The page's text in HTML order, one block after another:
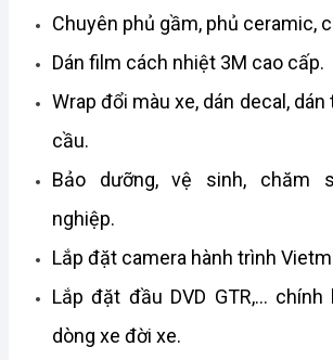
Chuyên phủ gầm, phủ ceramic,
Dán film cách nhiệt 3M cao cấp.
Wrap đổi màu xe, dán decal,
cầu.
Bảo dưỡng, vệ sinh, chăm
nghiệp.
Lắp đặt camera hành trình
Lắp đặt đầu DVD GTR,…
dòng xe đời xe.